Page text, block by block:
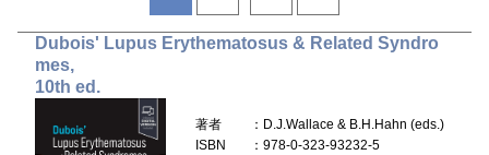
Dubois' Lupus Erythematosus & Related Syndro
mes,
10th ed.
著者
：D.J.Wallace & B.H.Hahn (eds.)
ISBN
：978-0-323-93232-5